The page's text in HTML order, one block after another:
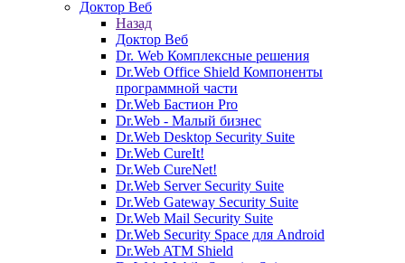
Доктор Веб
Назад
Доктор Веб
Dr. Web Комплексные решения
Dr.Web Office Shield Компоненты
программной части
Dr.Web Бастион Pro
Dr.Web - Малый бизнес
Dr.Web Desktop Security Suite
Dr.Web CureIt!
Dr.Web CureNet!
Dr.Web Server Security Suite
Dr.Web Gateway Security Suite
Dr.Web Mail Security Suite
Dr.Web Security Space для Android
Dr.Web ATM Shield